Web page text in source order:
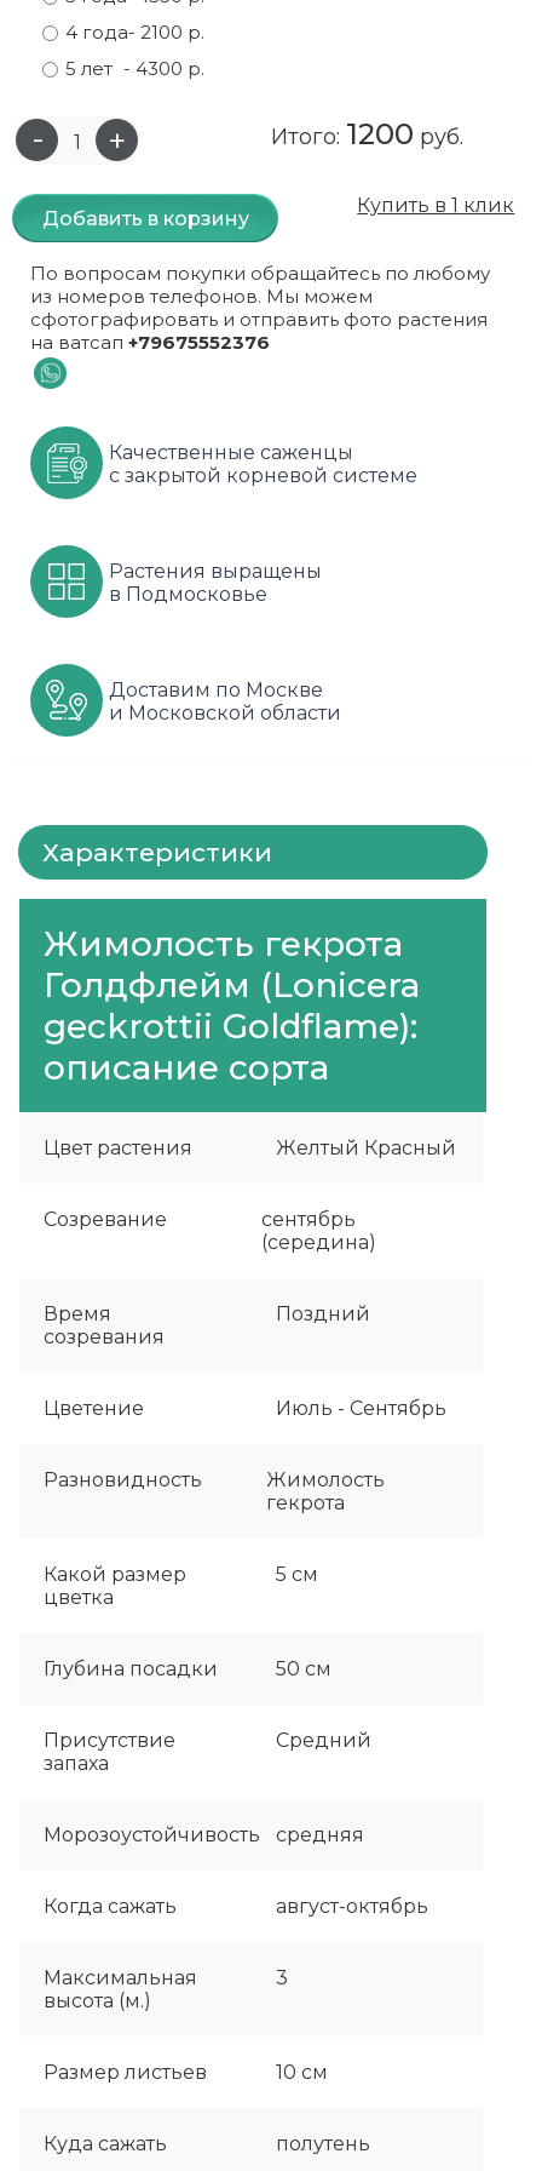
Самшит
Спирея
Форзиция
Шиповник декоративный, белый
Малиновое дерево
Облепиха высокорослая
Облепиха высокорослая, раскидистая
Персики
Черемуховое дерева
Шарафуга
Яблони
Кизил
Малина
На штамбе
Оптом
Рябина красная
Смородина
Черника
Мускусные
Парковые
Пионовидные
Почвопокровные
Розовые розы
Сиреневые
Флорибунда
Штамбовые
4 года- 2100 р.
5 лет - 4300 р.
Итого: 1200 руб.
Добавить в корзину
Купить в 1 клик
По вопросам покупки обращайтесь по любому
из номеров телефонов. Мы можем
сфотографировать и отправить фото растения
на ватсап +79675552376
Качественные саженцы
с закрытой корневой системе
Растения выращены
в Подмосковье
Доставим по Москве
и Московской области
Характеристики
Жимолость гекрота
Голдфлейм (Lonicera
geckrottii Goldflame):
описание сорта
Цвет растения Желтый Красный
Созревание
сентябрь
(середина)
Время
созревания
Поздний
Цветение Июль - Сентябрь
Разновидность
Жимолость
гекрота
Какой размер
цветка
5 см
Глубина посадки 50 см
Присутствие
запаха
Средний
Морозоустойчивость средняя
Когда сажать август-октябрь
Максимальная
высота (м.)
3
Размер листьев 10 см
Куда сажать полутень